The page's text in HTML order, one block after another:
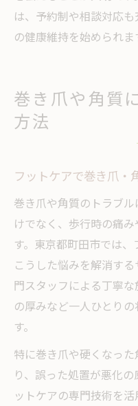
は、予約制や相談対応
の健康維持を始められま
巻き爪や角質
方法
フットケアで巻き爪・
巻き爪や角質のトラブ
けでなく、歩行時の痛
す。東京都町田市では
こうした悩みを解消す
門スタッフによる丁寧
の厚みなど一人ひとり
す。
特に巻き爪や硬くなっ
り、誤った処置が悪化
ットケアの専門技術を